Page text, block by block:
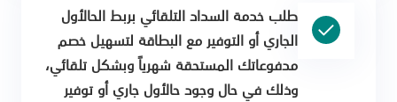
طلب خدمة السداد التلقائي بربط الحالأول
الجاري أو التوفير مع البطاقة لتسهيل خصم
مدفوعاتك المستحقة شهرياً وبشكل تلقائي،
وذلك في حال وجود حالأول جاري أو توفير